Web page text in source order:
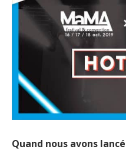
Quand nous avons